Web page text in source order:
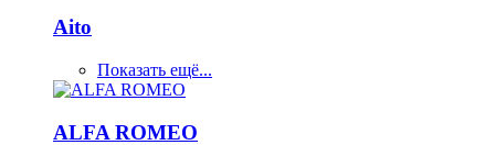
Aito
Показать ещё...
ALFA ROMEO